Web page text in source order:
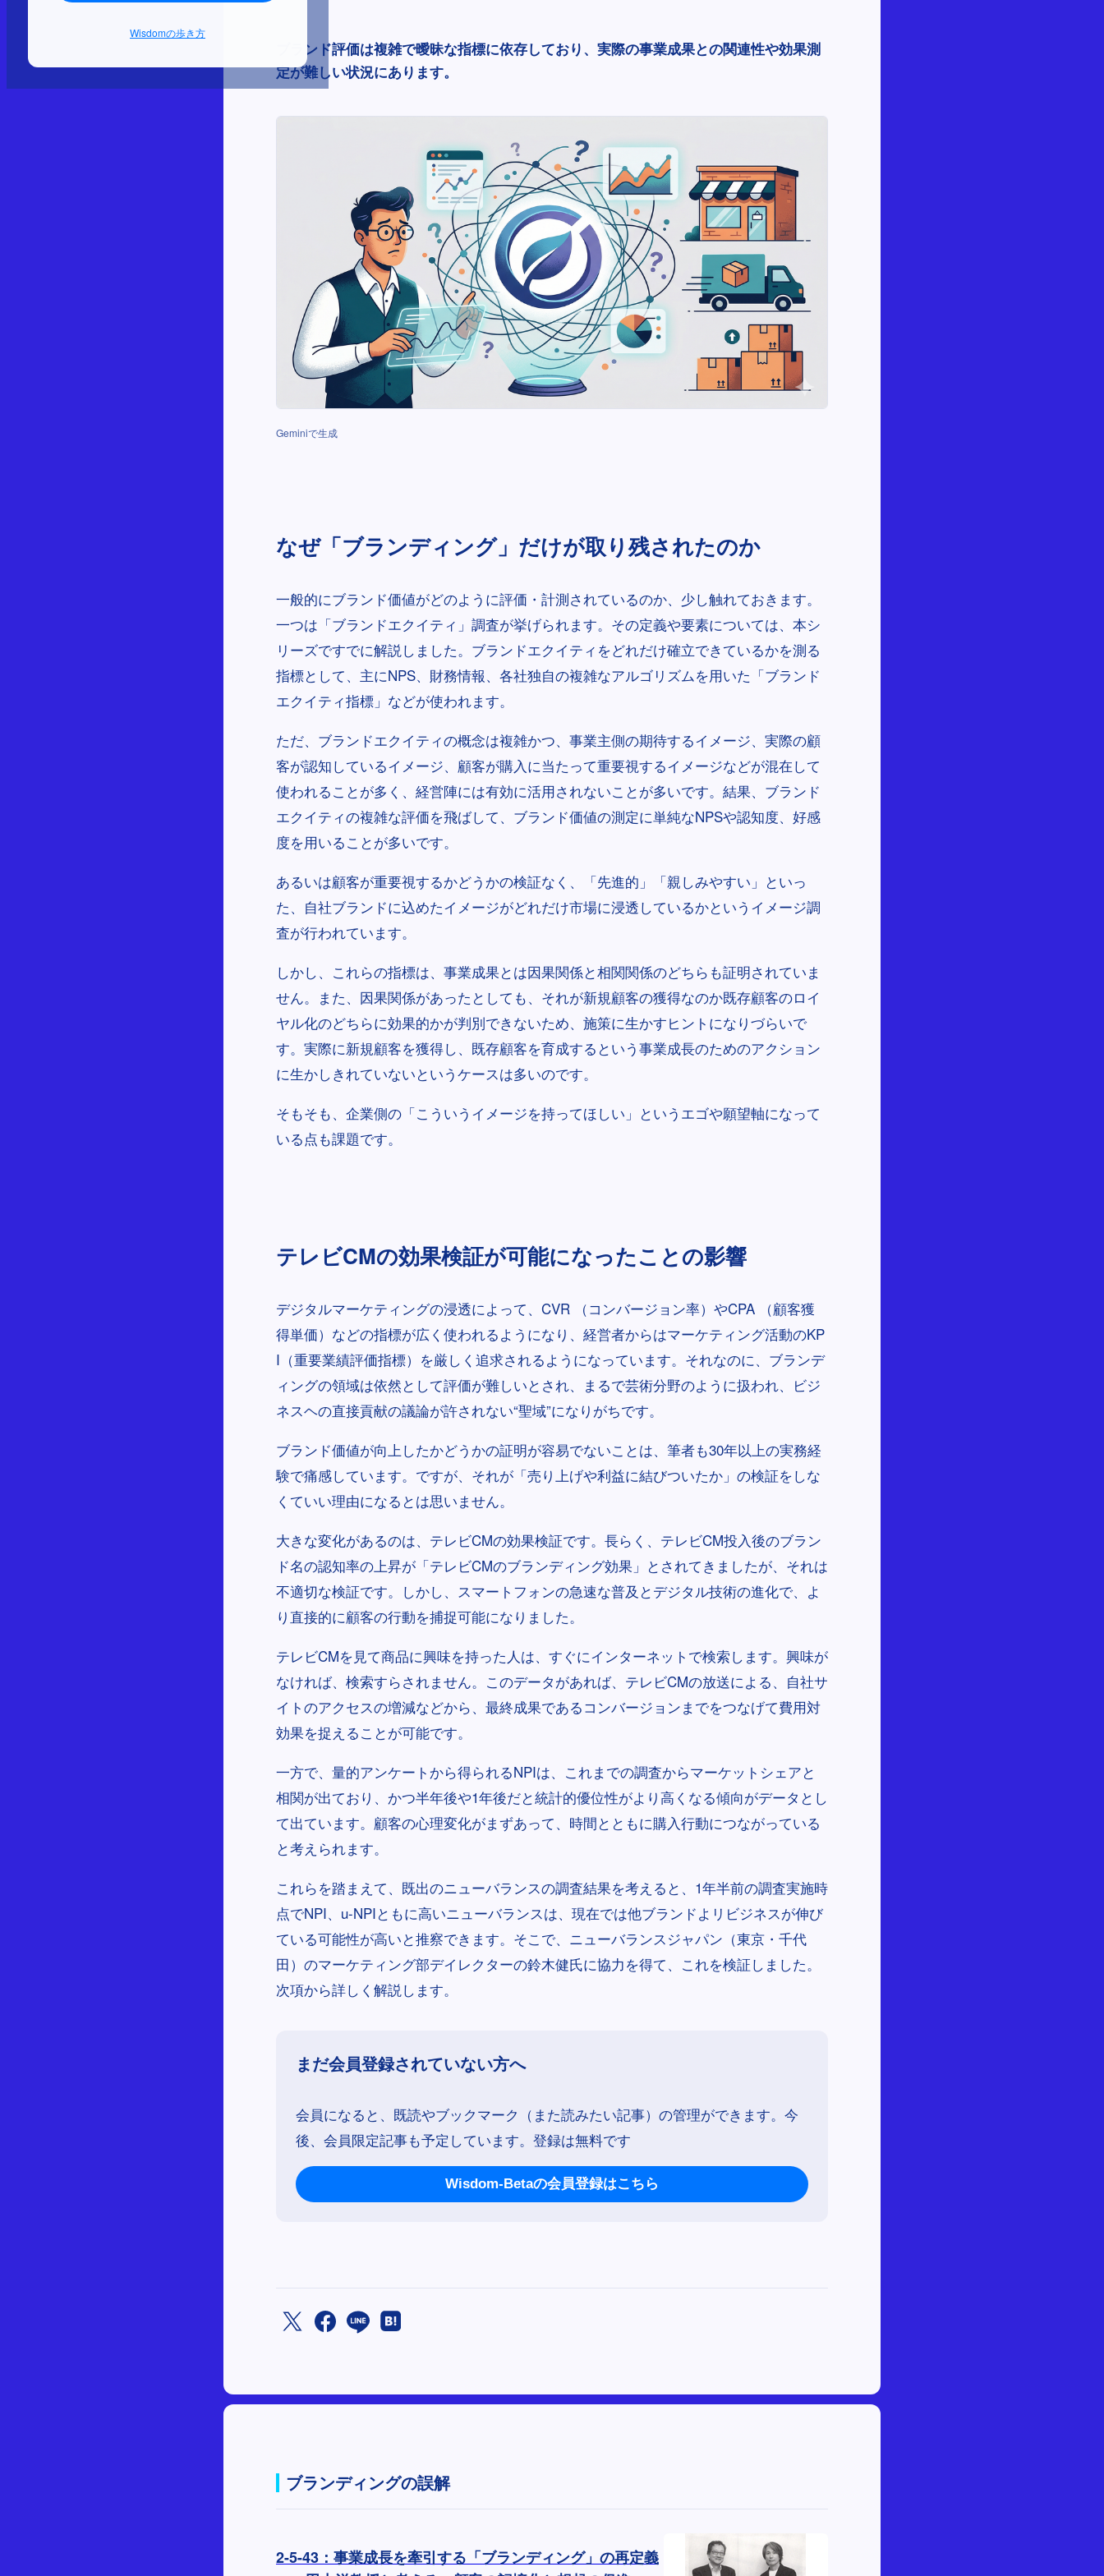
Wisdomの歩き方
ブランド評価は複雑で曖昧な指標に依存しており、実際の事業成果との関連性や効果測
定が難しい状況にあります。
Geminiで生成
なぜ「ブランディング」だけが取り残されたのか
一般的にブランド価値がどのように評価・計測されているのか、少し触れておきます。
一つは「ブランドエクイティ」調査が挙げられます。その定義や要素については、本シ
リーズですでに解説しました。ブランドエクイティをどれだけ確立できているかを測る
指標として、主にNPS、財務情報、各社独自の複雑なアルゴリズムを用いた「ブランド
エクイティ指標」などが使われます。
ただ、ブランドエクイティの概念は複雑かつ、事業主側の期待するイメージ、実際の顧
客が認知しているイメージ、顧客が購入に当たって重要視するイメージなどが混在して
使われることが多く、経営陣には有効に活用されないことが多いです。結果、ブランド
エクイティの複雑な評価を飛ばして、ブランド価値の測定に単純なNPSや認知度、好感
度を用いることが多いです。
あるいは顧客が重要視するかどうかの検証なく、「先進的」「親しみやすい」といっ
た、自社ブランドに込めたイメージがどれだけ市場に浸透しているかというイメージ調
査が行われています。
しかし、これらの指標は、事業成果とは因果関係と相関関係のどちらも証明されていま
せん。また、因果関係があったとしても、それが新規顧客の獲得なのか既存顧客のロイ
ヤル化のどちらに効果的かが判別できないため、施策に生かすヒントになりづらいで
す。実際に新規顧客を獲得し、既存顧客を育成するという事業成長のためのアクション
に生かしきれていないというケースは多いのです。
そもそも、企業側の「こういうイメージを持ってほしい」というエゴや願望軸になって
いる点も課題です。
テレビCMの効果検証が可能になったことの影響
デジタルマーケティングの浸透によって、CVR （コンバージョン率）やCPA （顧客獲
得単価）などの指標が広く使われるようになり、経営者からはマーケティング活動のKP
I（重要業績評価指標）を厳しく追求されるようになっています。それなのに、ブランデ
ィングの領域は依然として評価が難しいとされ、まるで芸術分野のように扱われ、ビジ
ネスヘの直接貢献の議論が許されない“聖域”になりがちです。
ブランド価値が向上したかどうかの証明が容易でないことは、筆者も30年以上の実務経
験で痛感しています。ですが、それが「売り上げや利益に結びついたか」の検証をしな
くていい理由になるとは思いません。
大きな変化があるのは、テレビCMの効果検証です。長らく、テレビCM投入後のブラン
ド名の認知率の上昇が「テレビCMのブランディング効果」とされてきましたが、それは
不適切な検証です。しかし、スマートフォンの急速な普及とデジタル技術の進化で、よ
り直接的に顧客の行動を捕捉可能になりました。
テレビCMを見て商品に興味を持った人は、すぐにインターネットで検索します。興味が
なければ、検索すらされません。このデータがあれば、テレビCMの放送による、自社サ
イトのアクセスの増減などから、最終成果であるコンバージョンまでをつなげて費用対
効果を捉えることが可能です。
一方で、量的アンケートから得られるNPIは、これまでの調査からマーケットシェアと
相関が出ており、かつ半年後や1年後だと統計的優位性がより高くなる傾向がデータとし
て出ています。顧客の心理変化がまずあって、時間とともに購入行動につながっている
と考えられます。
これらを踏まえて、既出のニューバランスの調査結果を考えると、1年半前の調査実施時
点でNPI、u-NPIともに高いニューバランスは、現在では他ブランドよリビジネスが伸び
ている可能性が高いと推察できます。そこで、ニューバランスジャパン（東京・千代
田）のマーケティング部デイレクターの鈴木健氏に協力を得て、これを検証しました。
次項から詳しく解説します。
まだ会員登録されていない方へ
会員になると、既読やブックマーク（また読みたい記事）の管理ができます。今
後、会員限定記事も予定しています。登録は無料です
Wisdom-Betaの会員登録はこちら
ブランディングの誤解
2-5-43：事業成長を牽引する「ブランディング」の再定義